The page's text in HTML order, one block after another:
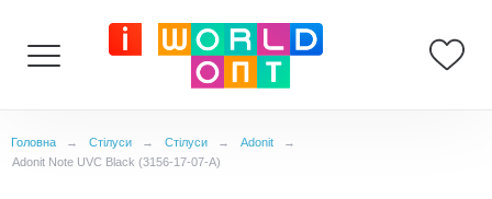
Головна → Стілуси → Стілуси → Adonit
→
Adonit Note UVC Black (3156-17-07-A)